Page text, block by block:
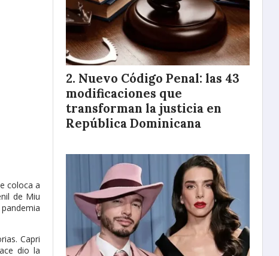
coloca a
de Miu
Capri
dio la
Nuevo Código Penal: las 43
modificaciones que
transforman la justicia en
República Dominicana